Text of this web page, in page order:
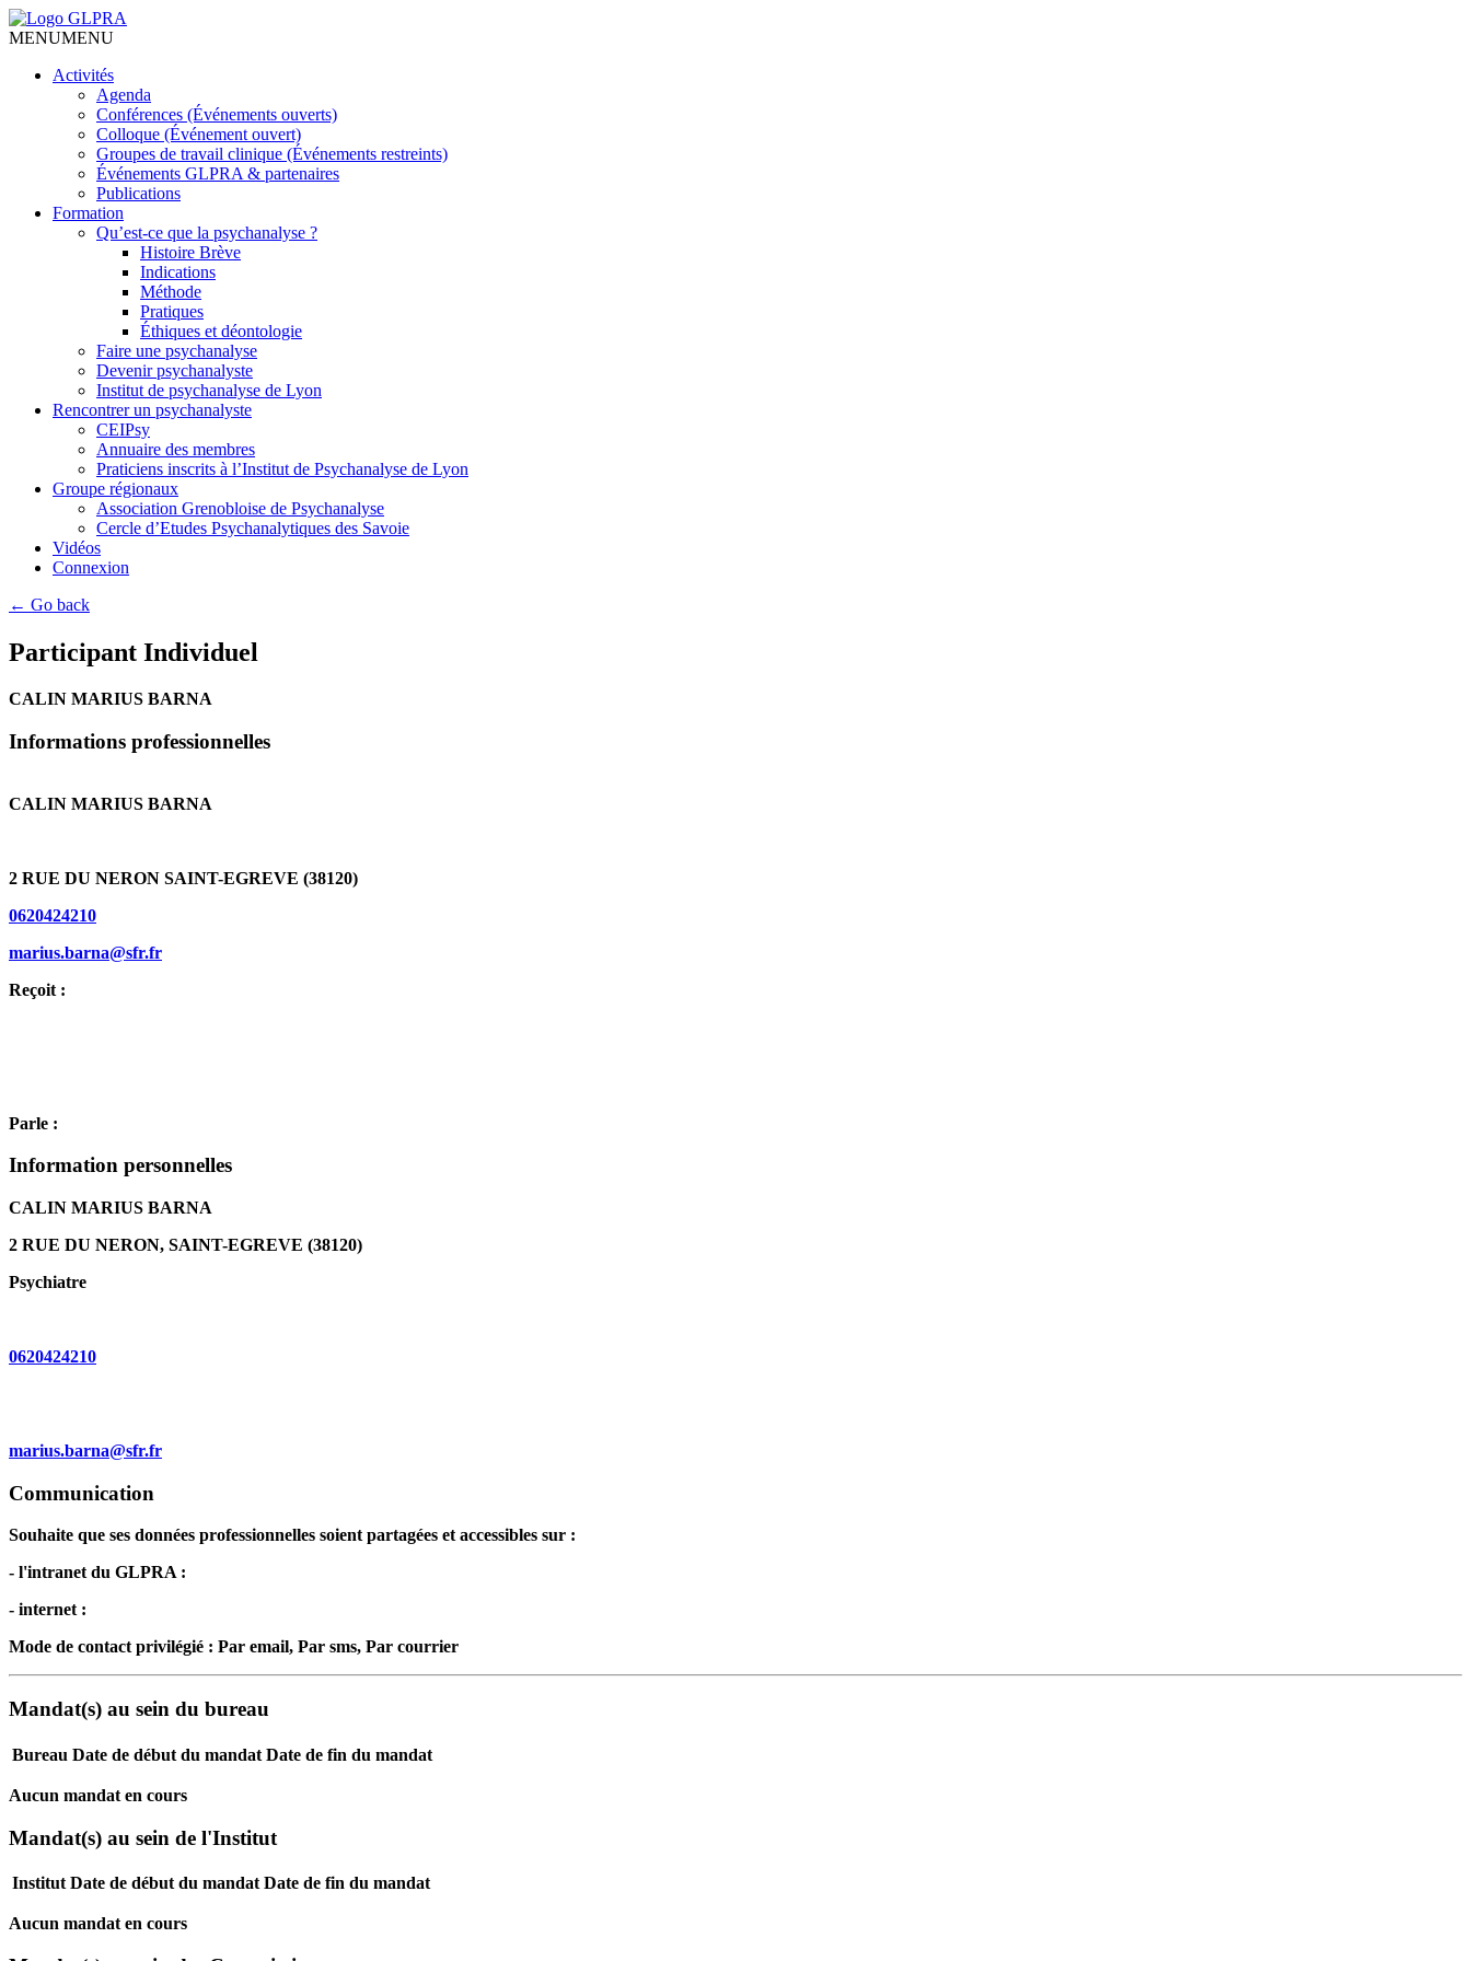
MENUMENU
Activités
Agenda
Conférences (Événements ouverts)
Colloque (Événement ouvert)
Groupes de travail clinique (Événements restreints)
Événements GLPRA & partenaires
Publications
Formation
Qu’est-ce que la psychanalyse ?
Histoire Brève
Indications
Méthode
Pratiques
Éthiques et déontologie
Faire une psychanalyse
Devenir psychanalyste
Institut de psychanalyse de Lyon
Rencontrer un psychanalyste
CEIPsy
Annuaire des membres
Praticiens inscrits à l’Institut de Psychanalyse de Lyon
Groupe régionaux
Association Grenobloise de Psychanalyse
Cercle d’Etudes Psychanalytiques des Savoie
Vidéos
Connexion
← Go back
Participant Individuel
CALIN MARIUS BARNA
Informations professionnelles
CALIN MARIUS BARNA
2 RUE DU NERON SAINT-EGREVE (38120)
0620424210
marius.barna@sfr.fr
Reçoit :
Parle :
Information personnelles
CALIN MARIUS BARNA
2 RUE DU NERON, SAINT-EGREVE (38120)
Psychiatre
0620424210
marius.barna@sfr.fr
Communication
Souhaite que ses données professionnelles soient partagées et accessibles sur :
- l'intranet du GLPRA :
- internet :
Mode de contact privilégié : Par email, Par sms, Par courrier
Mandat(s) au sein du bureau
Bureau Date de début du mandat Date de fin du mandat
Aucun mandat en cours
Mandat(s) au sein de l'Institut
Institut Date de début du mandat Date de fin du mandat
Aucun mandat en cours